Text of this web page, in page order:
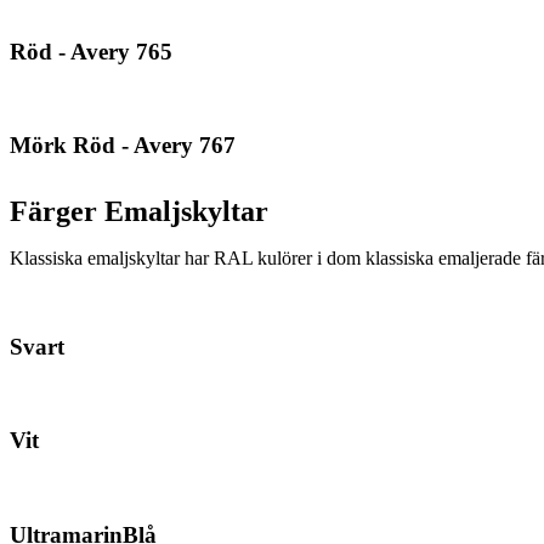
Röd - Avery 765
Mörk Röd - Avery 767
Färger Emaljskyltar
Klassiska emaljskyltar har RAL kulörer i dom klassiska emaljerade
Svart
Vit
UltramarinBlå